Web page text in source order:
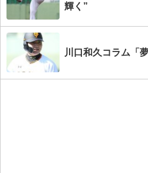
輝く”
川口和久コラム「